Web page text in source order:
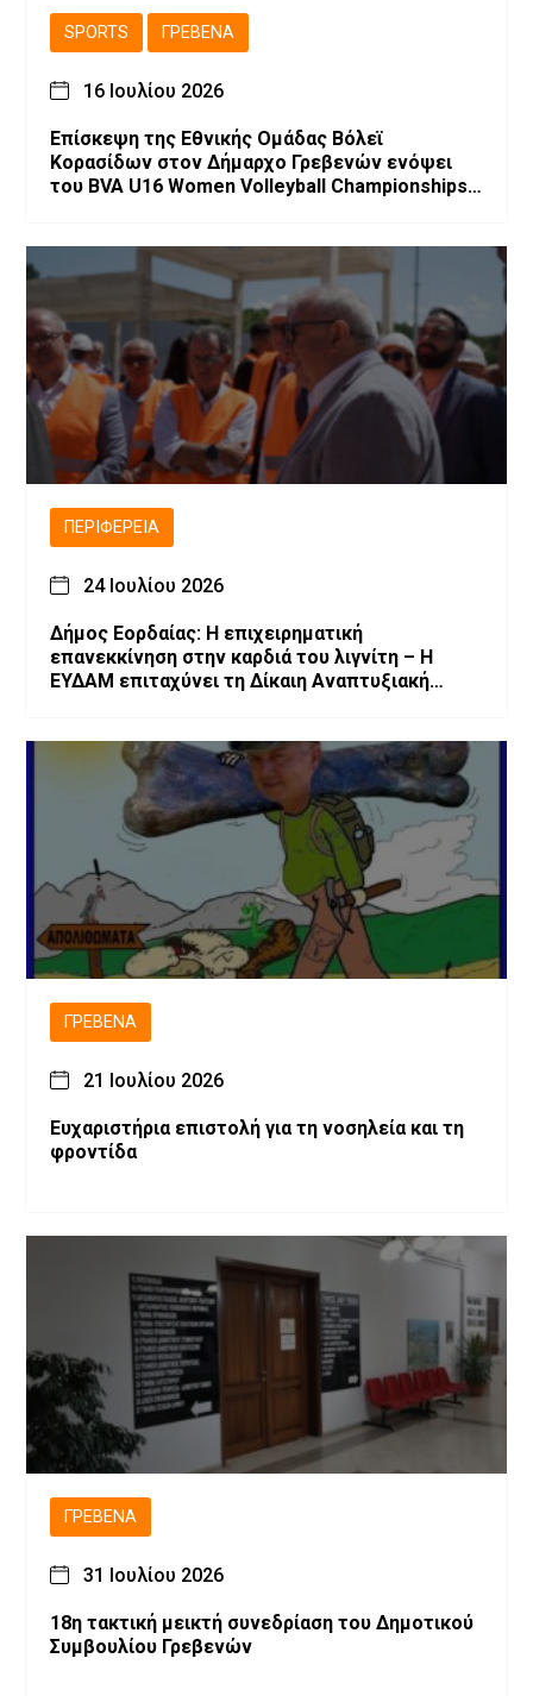
SPORTS ΓΡΕΒΕΝΆ
16 Ιουλίου 2026
Επίσκεψη της Εθνικής Ομάδας Βόλεϊ
Κορασίδων στον Δήμαρχο Γρεβενών ενόψει
του BVA U16 Women Volleyball Championships
ΠΕΡΙΦΈΡΕΙΑ
24 Ιουλίου 2026
Δήμος Εορδαίας: Η επιχειρηματική
επανεκκίνηση στην καρδιά του λιγνίτη – Η
ΕΥΔΑΜ επιταχύνει τη Δίκαιη Αναπτυξιακή
ΓΡΕΒΕΝΆ
21 Ιουλίου 2026
Ευχαριστήρια επιστολή για τη νοσηλεία και τη
φροντίδα
ΓΡΕΒΕΝΆ
31 Ιουλίου 2026
18η τακτική μεικτή συνεδρίαση του Δημοτικού
Συμβουλίου Γρεβενών